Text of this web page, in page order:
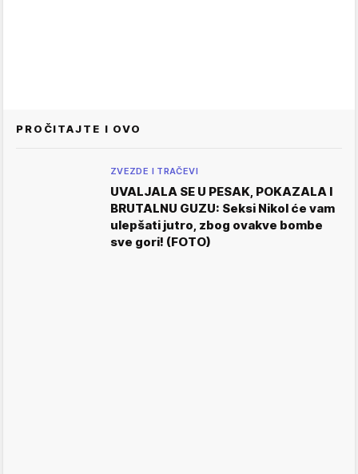
PROČITAJTE I OVO
ZVEZDE I TRAČEVI
UVALJALA SE U PESAK, POKAZALA I
BRUTALNU GUZU: Seksi Nikol će vam
ulepšati jutro, zbog ovakve bombe
sve gori! (FOTO)